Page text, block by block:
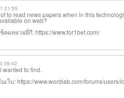
21:55
to read news papers when in this
on web?
คผลหวยยี่กี: https://www.for1bet.com/
09:42
wanted to find.
เว็บ: https://www.wordlab.com/forums/users/